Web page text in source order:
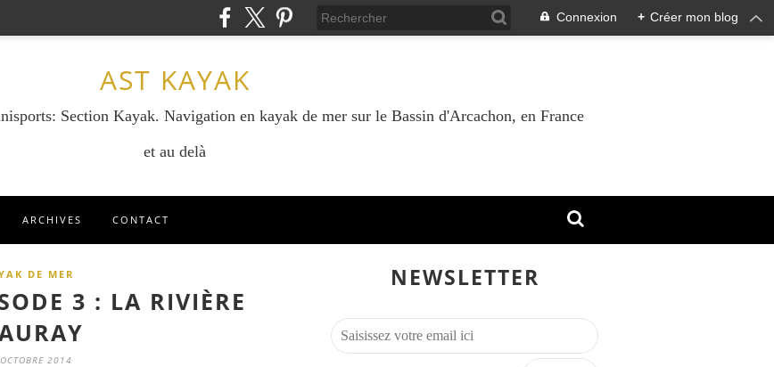
Connexion + Créer mon blog
AST KAYAK
Section Kayak. Navigation en kayak de mer sur le Bassin d'Arcachon, en France
et au delà
ARCHIVES CONTACT
DE MER
3 : LA RIVIÈRE
2014
NEWSLETTER